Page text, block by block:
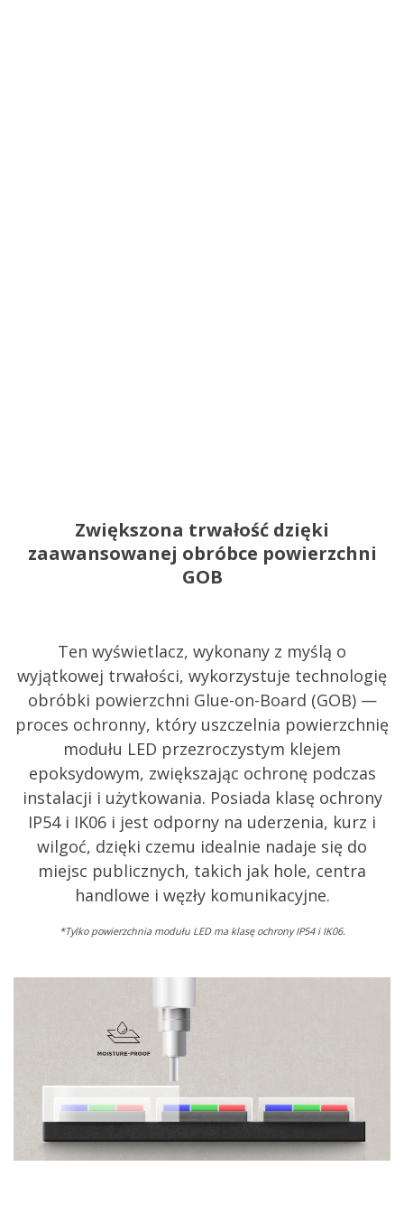
Zwiększona trwałość dzięki
zaawansowanej obróbce powierzchni
GOB
Ten wyświetlacz, wykonany z myślą o
wyjątkowej trwałości, wykorzystuje technologię
obróbki powierzchni Glue-on-Board (GOB) —
proces ochronny, który uszczelnia powierzchnię
modułu LED przezroczystym klejem
epoksydowym, zwiększając ochronę podczas
instalacji i użytkowania. Posiada klasę ochrony
IP54 i IK06 i jest odporny na uderzenia, kurz i
wilgoć, dzięki czemu idealnie nadaje się do
miejsc publicznych, takich jak hole, centra
handlowe i węzły komunikacyjne.​
*Tylko powierzchnia modułu LED ma klasę ochrony IP54 i IK06.​